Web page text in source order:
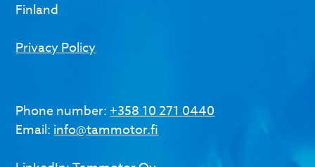
Finland
Privacy Policy
Phone number:+358 10 271 0440
Email:info@tammotor.fi